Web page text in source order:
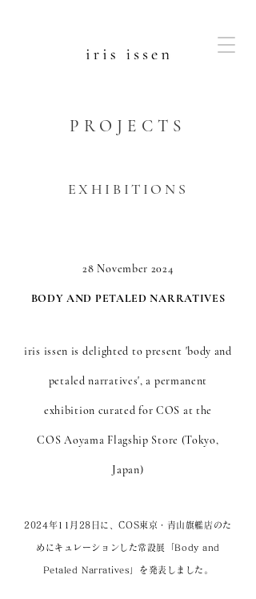
PROJECTS
EXHIBITIONS
28 November 2024
BODY AND PETALED NARRATIVES
iris issen is delighted to present 'body and
petaled narratives', a permanent
exhibition curated for COS at the
COS Aoyama Flagship Store (Tokyo,
Japan)
2024年11月28日に、COS東京・青山旗艦店のた
めにキュレーションした常設展「Body and
Petaled Narratives」を発表しました。